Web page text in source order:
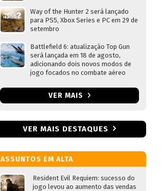
Way of the Hunter 2 será lançado
para PS5, Xbox Series e PC em 29 de
setembro
Battlefield 6: atualização Top Gun
será lançada em 18 de agosto,
adicionando dois novos modos de
jogo focados no combate aéreo
VER MAIS
VER MAIS DESTAQUES
ASSUNTOS EM ALTA
Resident Evil Requiem: sucesso do
jogo levou ao aumento das vendas